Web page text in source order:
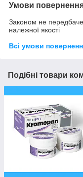
Умови
Законом не
належної якості
Всі умови
Подібні товари